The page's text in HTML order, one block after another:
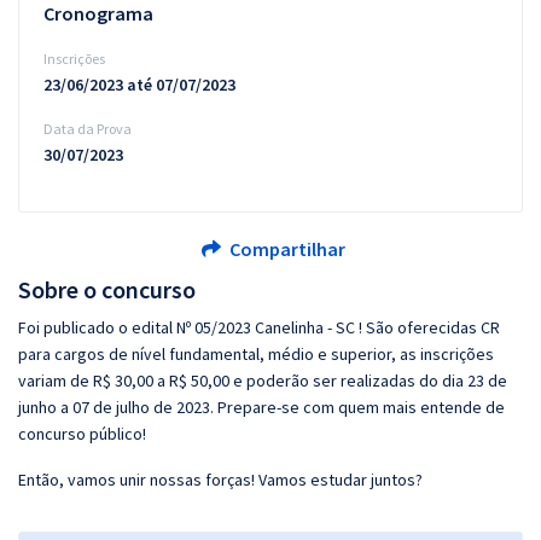
Sobre o concurso
Foi publicado o edital Nº 05/2023 Canelinha - SC ! São oferecidas CR
para cargos de nível fundamental, médio e superior, as inscrições
variam de R$ 30,00 a R$ 50,00 e poderão ser realizadas do dia 23 de
junho a 07 de julho de 2023. Prepare-se com quem mais entende de
concurso público!
Então, vamos unir nossas forças! Vamos estudar juntos?
Cronograma
Inscrições
23/06/2023 até 07/07/2023
Data da Prova
30/07/2023
Compartilhar